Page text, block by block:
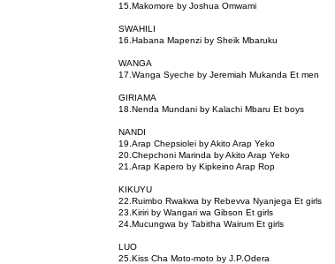
15.Makomore by Joshua Omwami
SWAHILI
16.Habana Mapenzi by Sheik Mbaruku
WANGA
17.Wanga Syeche by Jeremiah Mukanda Et men
GIRIAMA
18.Nenda Mundani by Kalachi Mbaru Et boys
NANDI
19.Arap Chepsiolei by Akito Arap Yeko
20.Chepchoni Marinda by Akito Arap Yeko
21.Arap Kapero by Kipkeino Arap Rop
KIKUYU
22.Ruimbo Rwakwa by Rebevva Nyanjega Et girls
23.Kiriri by Wangari wa Gibson Et girls
24.Mucungwa by Tabitha Wairum Et girls
LUO
25.Kiss Cha Moto-moto by J.P.Odera